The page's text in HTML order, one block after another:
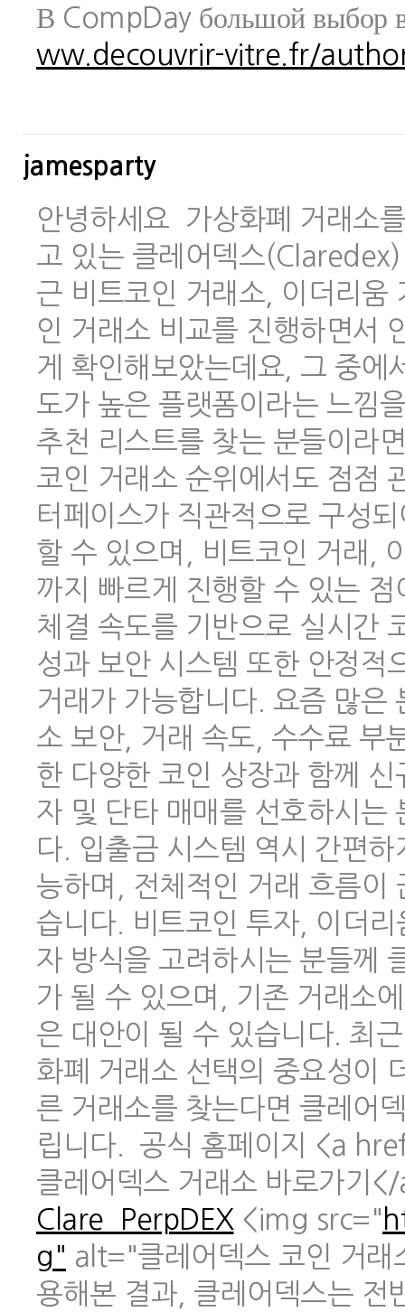
В CompDay большой выбор
ww.decouvrir-vitre.fr/
jamesparty
안녕하세요 가상화폐 거래소
고 있는 클레어덱스
근 비트코인 거래소, 이더리움
인 거래소 비교를 진행하면서
게 확인해보았는데요, 그 중에
도가 높은 플랫폼이라는 느낌
추천 리스트를 찾는 분들이라
코인 거래소 순위에서도 점점
터페이스가 직관적으로 구성
할 수 있으며, 비트코인 거래,
까지 빠르게 진행할 수 있는
체결 속도를 기반으로 실시간
성과 보안 시스템 또한 안정적
거래가 가능합니다. 요즘 많은
소 보안, 거래 속도, 수수료 부
한 다양한 코인 상장과 함께
자 및 단타 매매를 선호하시는
다. 입출금 시스템 역시 간편
능하며, 전체적인 거래 흐름이
습니다. 비트코인 투자, 이더
자 방식을 고려하시는 분들께
가 될 수 있으며, 기존 거래소
은 대안이 될 수 있습니다. 최
화폐 거래소 선택의 중요성이
른 거래소를 찾는다면 클레어
립니다. 공식 홈페이지 <a
클레어덱스 거래소 바로가기
Clare_PerpDEX <img src="
g" alt="클레어덱스 코인 거래
용해본 결과, 클레어덱스는 전